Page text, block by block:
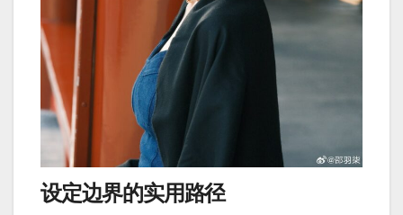
设定边界的实用路径